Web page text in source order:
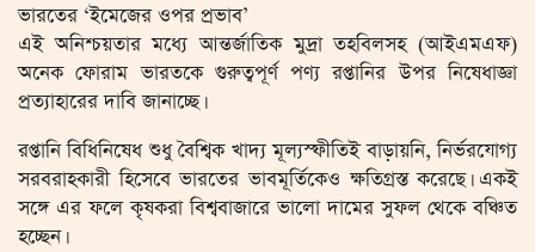
ভারতের ‘ইমেজের ওপর প্রভাব’
এই অনিশ্চয়তার মধ্যে আন্তর্জাতিক মুদ্রা তহবিলসহ (আইএমএফ)
অনেক ফোরাম ভারতকে গুরুত্বপূর্ণ পণ্য রপ্তানির উপর নিষেধাজ্ঞা
প্রত্যাহারের দাবি জানাচ্ছে।
রপ্তানি বিধিনিষেধ শুধু বৈশ্বিক খাদ্য মূল্যস্ফীতিই বাড়ায়নি, নির্ভরযোগ্য
সরবরাহকারী হিসেবে ভারতের ভাবমূর্তিকেও ক্ষতিগ্রস্ত করেছে। একই
সঙ্গে এর ফলে কৃষকরা বিশ্ববাজারে ভালো দামের সুফল থেকে বঞ্চিত
হচ্ছেন।